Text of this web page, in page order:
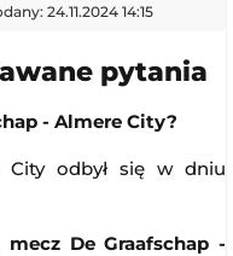
24.11.2024 14:15
pytania
- Almere City?
City odbył się w dniu
De Graafschap -